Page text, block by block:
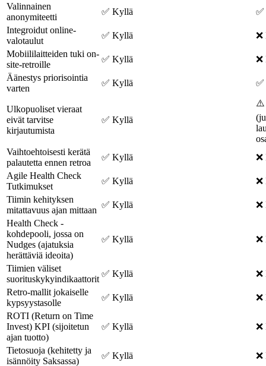
Valinnainen
anonymiteetti
✅ Kyllä
Integroidut online-
valotaulut
✅ Kyllä
❌
Mobiililaitteiden tuki on-
site-retroille
✅ Kyllä
❌
Äänestys priorisointia
varten
✅ Kyllä
Ulkopuoliset vieraat
eivät tarvitse
kirjautumista
✅ Kyllä
⚠️
Vaihtoehtoisesti kerätä
palautetta ennen retroa
✅ Kyllä
❌
Agile Health Check
Tutkimukset
✅ Kyllä
❌
Tiimin kehityksen
mitattavuus ajan mittaan
✅ Kyllä
❌
Health Check -
kohdepooli, jossa on
Nudges (ajatuksia
herättäviä ideoita)
✅ Kyllä ❌
Tiimien väliset
suorituskykyindikaattorit
✅ Kyllä
❌
Retro-mallit jokaiselle
kypsyystasolle
✅ Kyllä
❌
ROTI (Return on Time
Invest) KPI (sijoitetun
ajan tuotto)
✅ Kyllä ❌
Tietosuoja (kehitetty ja
isännöity Saksassa)
✅ Kyllä
❌